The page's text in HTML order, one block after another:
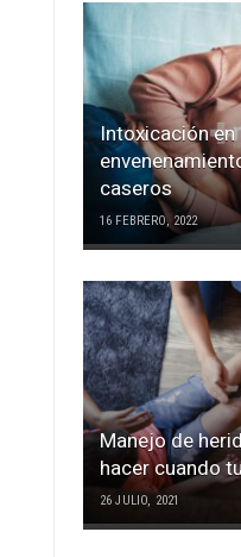
Intoxicación en
caseros
16 FEBRERO, 2022
Manejo de
hacer cuando
26 JULIO, 2021